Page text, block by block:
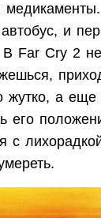
и
Far Cry 2
жутко, а еще
его
с